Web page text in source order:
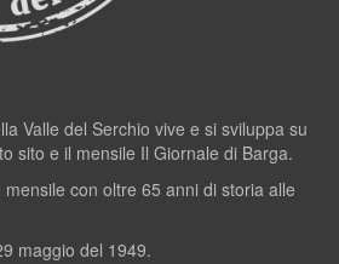
Valle del Serchio vive e si sviluppa su
sito e il mensile Il Giornale di Barga.
con oltre 65 anni di storia alle
maggio del 1949.